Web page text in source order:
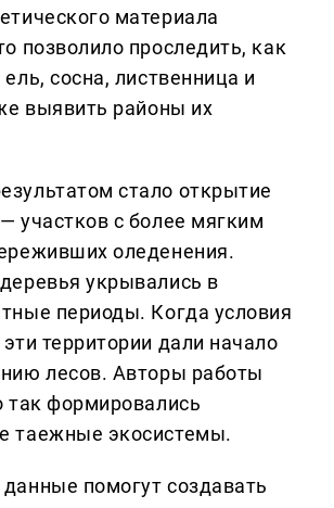
материала
позволило проследить, как
сосна, лиственница и
выявить районы их
стало открытие
участков с более мягким
оледенения.
укрывались в
периоды. Когда условия
территории дали начало
лесов. Авторы работы
так формировались
таежные экосистемы.
помогут создавать